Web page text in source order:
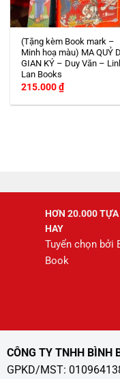
(Tặng kèm Book mark –
Minh hoạ màu) MA QUỶ
GIAN KÝ – Duy Văn –
Lan Books
215.000₫
HƠN 20.000 TỰA
HAY
Tuyển chọn bởi
Book
CÔNG TY TNHH BÌNH
GPKD/MST: